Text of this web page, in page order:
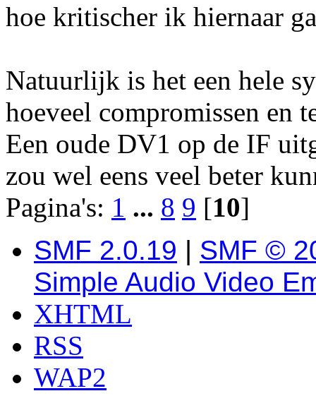
hoe kritischer ik hiernaar
Natuurlijk is het een hele
hoeveel compromissen en
Een oude DV1 op de IF
zou wel eens veel beter
Pagina's: 1 ... 8 9 [10]
SMF 2.0.19 | SMF ©
Simple Audio Video
XHTML
RSS
WAP2